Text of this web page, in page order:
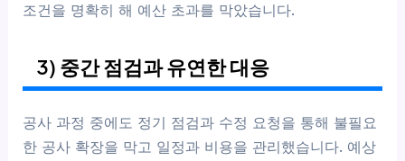
조건을 명확히 해 예산 초과를 막았습니다.
3) 중간 점검과 유연한 대응
공사 과정 중에도 정기 점검과 수정 요청을 통해 불필요
한 공사 확장을 막고 일정과 비용을 관리했습니다. 예상